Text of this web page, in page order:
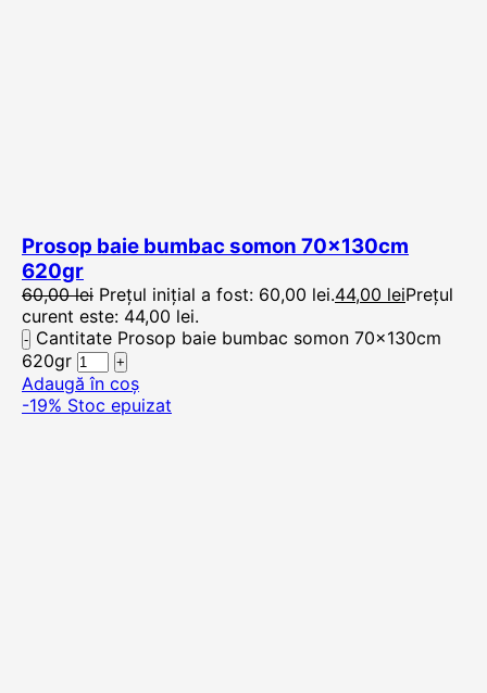
Prosop baie bumbac somon 70x130cm
620gr
60,00lei Prețul inițial a fost: 60,00 lei.44,00 leiPrețul
curent este: 44,00 lei.
Cantitate Prosop baie bumbac somon 70x130cm
620gr
Adaugă în coș
-19% Stoc epuizat